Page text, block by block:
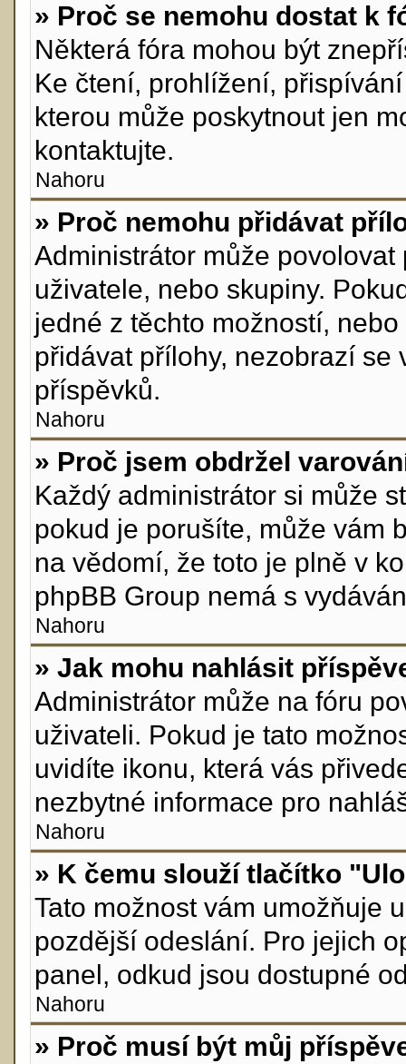
» Proč se nemohu dostat k
Některá fóra mohou být
Ke čtení, prohlížení,
kterou může poskytnout jen
kontaktujte.
Nahoru
» Proč nemohu přidávat
Administrátor může
uživatele, nebo skupiny.
jedné z těchto možností,
přidávat přílohy, nezobrazí
příspěvků.
Nahoru
» Proč jsem obdržel
Každý administrátor si může
pokud je porušíte, může vám
na vědomí, že toto je plně v
phpBB Group nemá s
Nahoru
» Jak mohu nahlásit
Administrátor může na fóru
uživateli. Pokud je tato
uvidíte ikonu, která vás
nezbytné informace pro
Nahoru
» K čemu slouží tlačítko
Tato možnost vám umožňuje
pozdější odeslání. Pro jejich
panel, odkud jsou dostupné
Nahoru
» Proč musí být můj